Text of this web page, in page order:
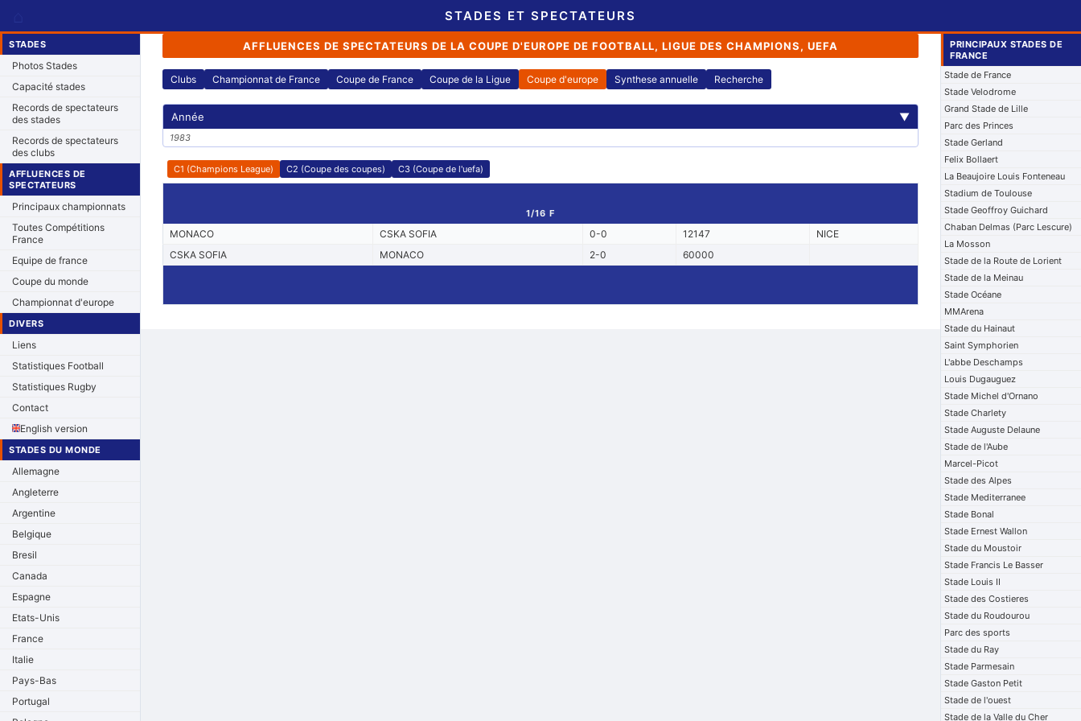
STADES ET SPECTATEURS
STADES
Photos Stades
Capacité stades
Records de spectateurs
des stades
Records de spectateurs
des clubs
AFFLUENCES DE
SPECTATEURS
Principaux championnats
Toutes Compétitions
France
Equipe de france
Coupe du monde
Championnat d'europe
DIVERS
Liens
Statistiques Football
Statistiques Rugby
Contact
English version
STADES DU MONDE
Allemagne
Angleterre
Argentine
Belgique
Bresil
Canada
Espagne
Etats-Unis
France
Italie
Pays-Bas
Portugal
AFFLUENCES DE SPECTATEURS DE LA COUPE D'EUROPE DE FOOTBALL, LIGUE DES CHAMPIONS, UEFA
Clubs Championnat de France Coupe de France Coupe de la Ligue Coupe d'europe Synthese annuelle Recherche
Année ▼
1983
C1 (Champions League) C2 (Coupe des coupes) C3 (Coupe de l'uefa)
1/16 F
MONACO CSKA SOFIA 0-0 12147
NICE
CSKA SOFIA
MONACO 2-0 60000
PRINCIPAUX STADES DE
FRANCE
Stade de France
Stade Velodrome
Grand Stade de Lille
Parc des Princes
Stade Gerland
Felix Bollaert
La Beaujoire Louis Fonteneau
Stadium de Toulouse
Stade Geoffroy Guichard
Chaban Delmas (Parc Lescure)
La Mosson
Stade de la Route de Lorient
Stade de la Meinau
Stade Océane
MMArena
Stade du Hainaut
Saint Symphorien
L'abbe Deschamps
Louis Dugauguez
Stade Michel d'Ornano
Stade Charlety
Stade Auguste Delaune
Stade de l'Aube
Marcel-Picot
Stade des Alpes
Stade Mediterranee
Stade Bonal
Stade Ernest Wallon
Stade du Moustoir
Stade Francis Le Basser
Stade Louis II
Stade des Costieres
Stade du Roudourou
Parc des sports
Stade du Ray
Stade Parmesain
Stade Gaston Petit
Stade de l'ouest
Stade de la Valle du Cher